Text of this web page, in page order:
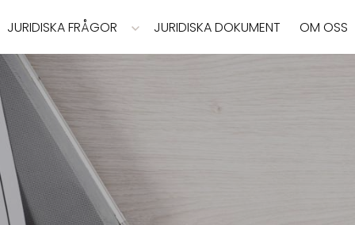
JURIDISKA FRÅGOR JURIDISKA DOKUMENT OM OSS